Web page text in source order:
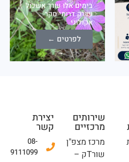
בימים אלו עורך אשכול
שורק דרומי סקר
אקולוגי
לפרטים ←
מצפ"ן
יצירת
קשר
08-
9111099